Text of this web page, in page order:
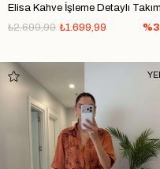
Elisa Kahve İşleme Detaylı Takım
₺1.699,99
₺2.699,99